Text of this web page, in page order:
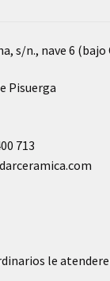
s/n., nave 6 (bajo
Pisuerga
713
le